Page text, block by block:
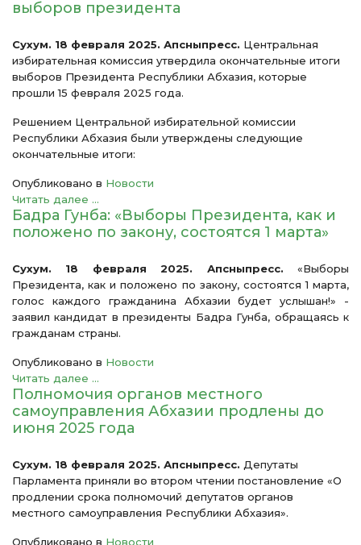
выборов президента
Сухум. 18 февраля 2025. Апсныпресс. Центральная
избирательная комиссия утвердила окончательные итоги
выборов Президента Республики Абхазия, которые
прошли 15 февраля 2025 года.
Решением Центральной избирательной комиссии
Республики Абхазия были утверждены следующие
окончательные итоги:
Опубликовано в Новости
Читать далее ...
Бадра Гунба: «Выборы Президента, как и
положено по закону, состоятся 1 марта»
Сухум. 18 февраля 2025. Апсныпресс. «Выборы
Президента, как и положено по закону, состоятся 1 марта,
голос каждого гражданина Абхазии будет услышан!» -
заявил кандидат в президенты Бадра Гунба, обращаясь к
гражданам страны.
Опубликовано в Новости
Читать далее ...
Полномочия органов местного
самоуправления Абхазии продлены до
июня 2025 года
Сухум. 18 февраля 2025. Апсныпресс. Депутаты
Парламента приняли во втором чтении постановление «О
продлении срока полномочий депутатов органов
местного самоуправления Республики Абхазия».
Опубликовано в Новости